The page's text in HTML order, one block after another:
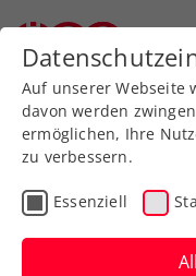
Zurück zur
Davis
günstige
Auf unserer Webseite
davon werden
ermöglichen, Ihre
zu verbessern.
Essenziell